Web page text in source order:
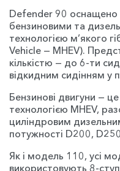
Defender 90 оснащено
бензиновими та
технологією м’якого
Vehicle — MHEV).
кількістю — до 6-ти
відкидним сидінням у
Бензинові двигуни —
технологією MHEV,
циліндровим
потужності D200,
Як і модель 110, усі
використовують 8-